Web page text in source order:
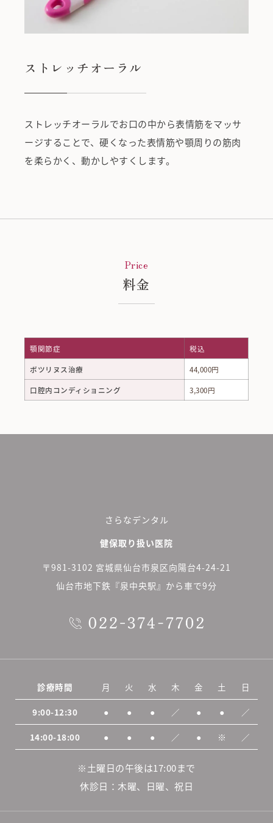
ストレッチオーラル
ストレッチオーラルでお口の中から表情筋をマッサ
ージすることで、硬くなった表情筋や顎周りの筋肉
を柔らかく、動かしやすくします。
Price
料金
顎関節症
税込
ボツリヌス治療
44,000円
口腔内コンディショニング
3,300円
さらなデンタル
健保取り扱い医院
〒981-3102 宮城県仙台市泉区向陽台4-24-21
仙台市地下鉄『泉中央駅』から車で9分
診療時間 月 火 水 木 金 土 日
9:00-12:30 ● ● ● ／ ● ● ／
14:00-18:00 ● ● ● ／ ● ※ ／
※土曜日の午後は17:00まで
休診日：木曜、日曜、祝日